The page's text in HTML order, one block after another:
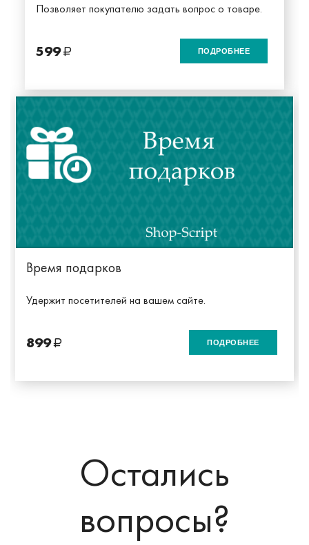
Позволяет покупателю задать вопрос о товаре.
599 ПОДРОБНЕЕ
Время подарков
Удержит посетителей на вашем сайте.
899 ПОДРОБНЕЕ
Остались
вопросы?